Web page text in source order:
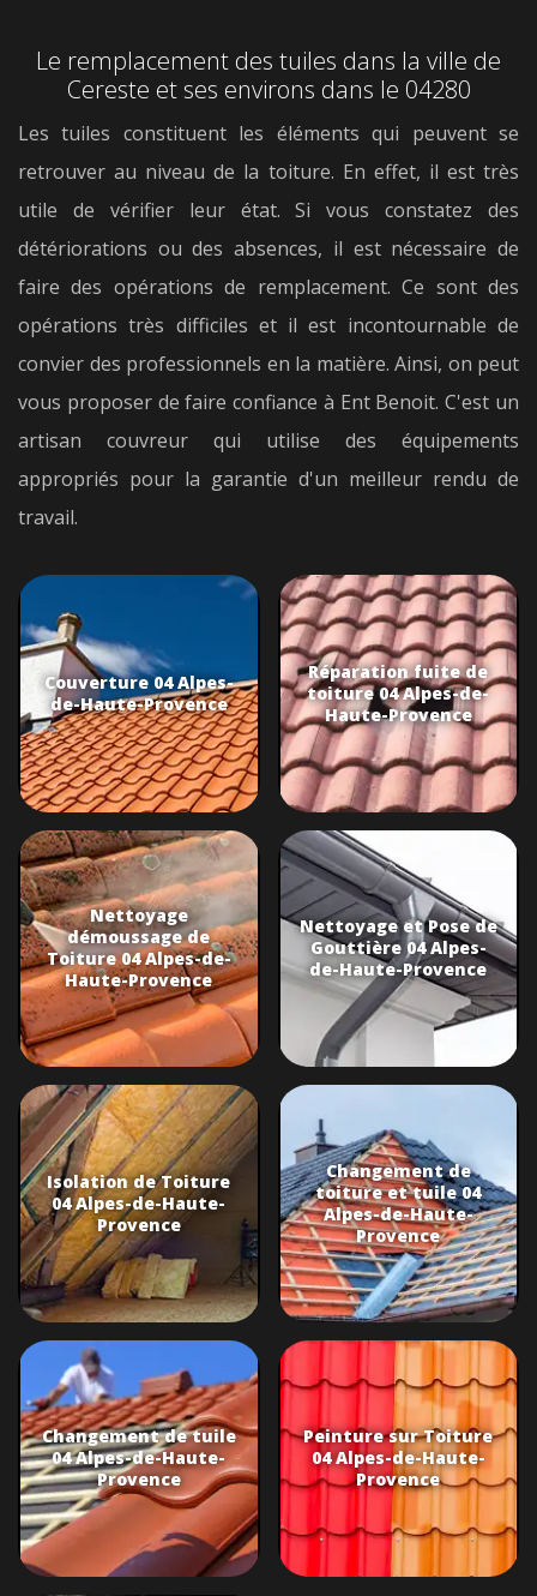
Le remplacement des tuiles dans la ville de
Cereste et ses environs dans le 04280
Les tuiles constituent les éléments qui peuvent se
retrouver au niveau de la toiture. En effet, il est très
utile de vérifier leur état. Si vous constatez des
détériorations ou des absences, il est nécessaire de
faire des opérations de remplacement. Ce sont des
opérations très difficiles et il est incontournable de
convier des professionnels en la matière. Ainsi, on peut
vous proposer de faire confiance à Ent Benoit. C'est un
artisan couvreur qui utilise des équipements
appropriés pour la garantie d'un meilleur rendu de
travail.
Couverture 04 Alpes-
de-Haute-Provence
Réparation fuite de
toiture 04 Alpes-de-
Haute-Provence
Nettoyage
démoussage de
Toiture 04 Alpes-de-
Haute-Provence
Nettoyage et Pose de
Gouttière 04 Alpes-
de-Haute-Provence
Isolation de Toiture
04 Alpes-de-Haute-
Provence
Changement de
toiture et tuile 04
Alpes-de-Haute-
Provence
Changement de tuile
04 Alpes-de-Haute-
Provence
Peinture sur Toiture
04 Alpes-de-Haute-
Provence